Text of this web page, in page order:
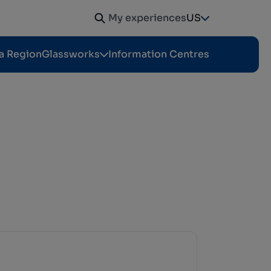
My experiencesUS
RegionGlassworks Information Centres